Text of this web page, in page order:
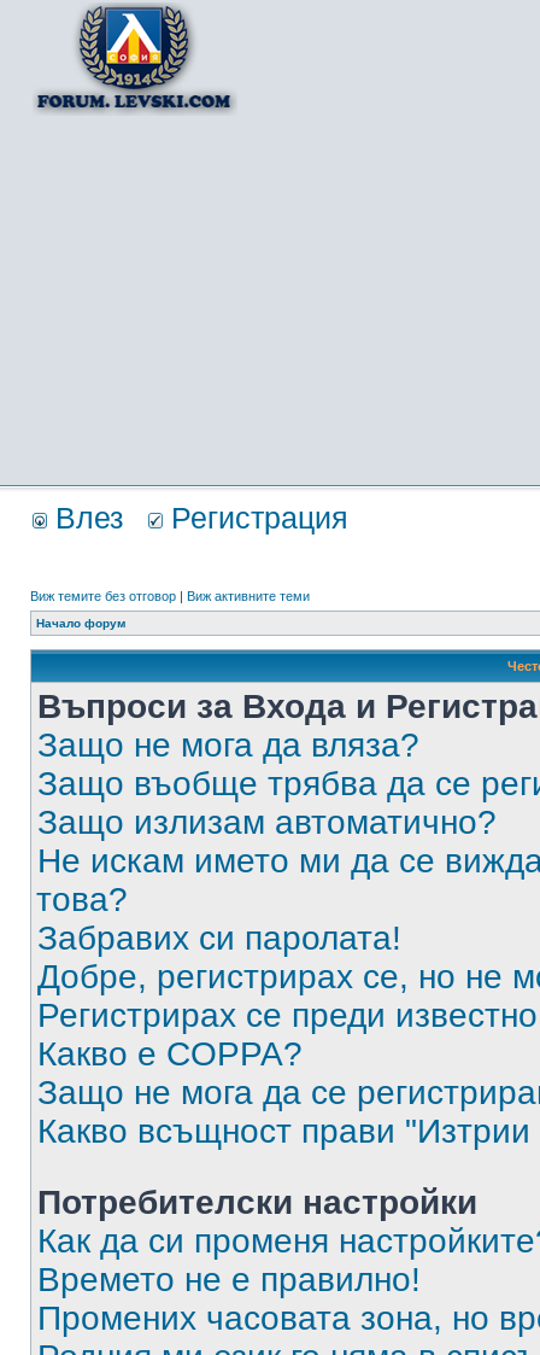
Влез Регистрация
Виж темите без отговор | Виж активните теми
Начало форум
Въпроси за Входа и
Защо не мога да вляза?
Защо въобще трябва да се
Защо излизам автоматично?
Не искам името ми да се
това?
Забравих си паролата!
Добре, регистрирах се, но не
Регистрирах се преди
Какво е COPPA?
Защо не мога да се
Какво всъщност прави "Изтрии
Потребителски настройки
Как да си променя
Времето не е правилно!
Промених часовата зона, но